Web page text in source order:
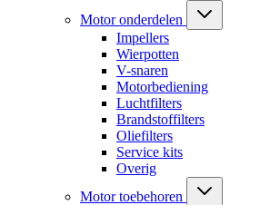
Motor onderdelen
Impellers
Wierpotten
V-snaren
Motorbediening
Luchtfilters
Brandstoffilters
Oliefilters
Service kits
Overig
Motor toebehoren